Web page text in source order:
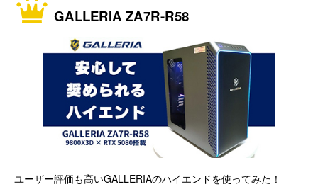
GALLERIA ZA7R-R58
ユーザー評価も高いGALLERIAのハイエンドを使ってみた！